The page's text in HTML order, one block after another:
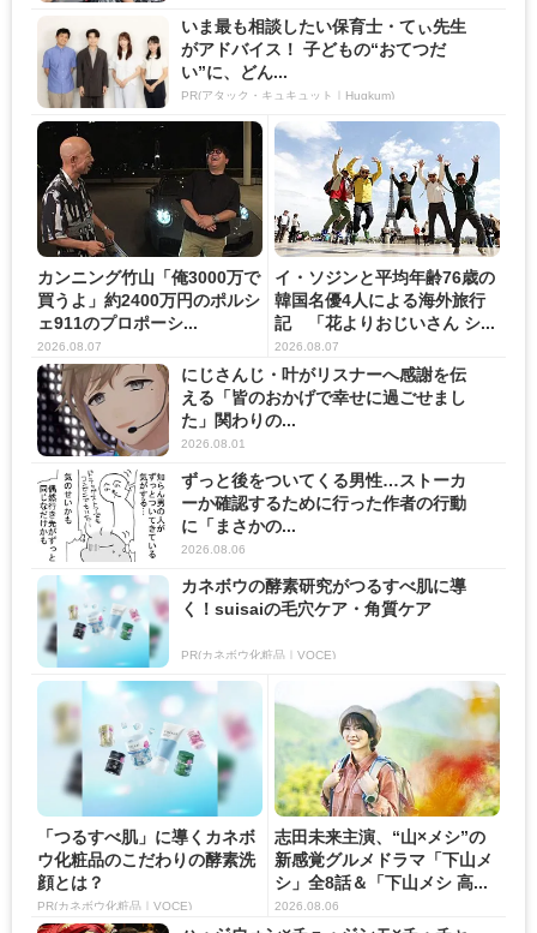
いま最も相談したい保育士・てぃ先生
がアドバイス！ 子どもの“おてつだ
い”に、どん...
PR(アタック・キュキュット｜Hugkum)
カンニング竹山「俺3000万で
買うよ」約2400万円のポルシ
ェ911のプロポーシ...
2026.08.07
イ・ソジンと平均年齢76歳の
韓国名優4人による海外旅行
記 「花よりおじいさん シ...
2026.08.07
にじさんじ・叶がリスナーへ感謝を伝
える「皆のおかげで幸せに過ごせまし
た」関わりの...
2026.08.01
ずっと後をついてくる男性…ストーカ
ーか確認するために行った作者の行動
に「まさかの...
2026.08.06
カネボウの酵素研究がつるすべ肌に導
く！suisaiの毛穴ケア・角質ケア
PR(カネボウ化粧品｜VOCE)
「つるすべ肌」に導くカネボ
ウ化粧品のこだわりの酵素洗
顔とは？
PR(カネボウ化粧品｜VOCE)
志田未来主演、“山×メシ”の
新感覚グルメドラマ「下山メ
シ」全8話＆「下山メシ 高...
2026.08.06